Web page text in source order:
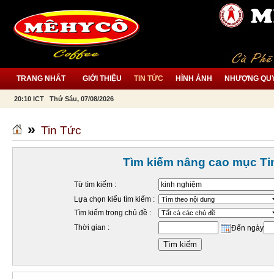
TRANG NHẤT GIỚI THIỆU TIN TỨC HÌNH ẢNH NHƯỢNG
20:10 ICT Thứ Sáu, 07/08/2026
» Tin Tức
Tìm kiếm nâng cao mục
Từ tìm kiếm :
Lựa chọn kiểu tìm kiếm :
Tìm kiếm trong chủ đề :
Thời gian :
Đến ngày